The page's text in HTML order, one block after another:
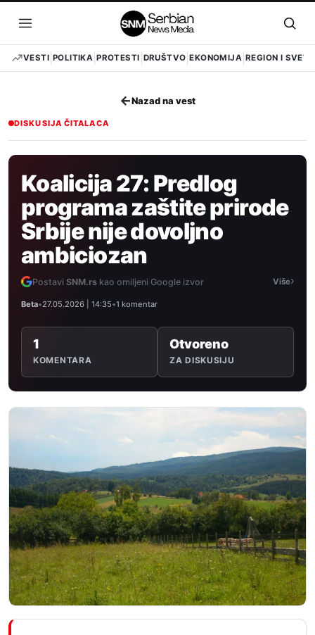
sadržaj
Otvori
meni
VESTI POLITIKA PROTESTI DRUŠTVO EKONOMIJA REGION I SVET
←Nazad na vest
DISKUSIJA ČITALACA
Koalicija 27: Predlog
programa zaštite prirode
Srbije nije dovoljno
ambiciozan
Postavi SNM.rs kao omiljeni Google izvor Više›
Beta•27.05.2026 | 14:35•1 komentar
1
KOMENTARA
Otvoreno
ZA DISKUSIJU